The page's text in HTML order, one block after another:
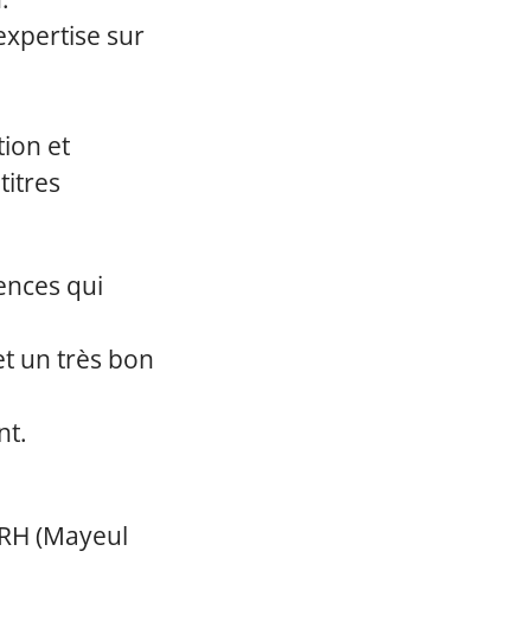
sur
et
qui
un très bon
(Mayeul